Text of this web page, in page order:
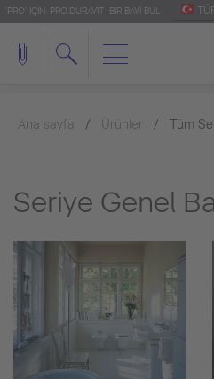
'PRO' IÇIN: PRO.DURAVIT BIR BAYI BUL
Ana sayfa Ürünler Tüm
Seriye Genel